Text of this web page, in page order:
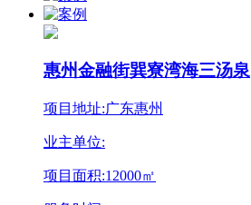
惠州金融街巽寮湾海三汤泉
项目地址:广东惠州
业主单位:
项目面积:12000㎡